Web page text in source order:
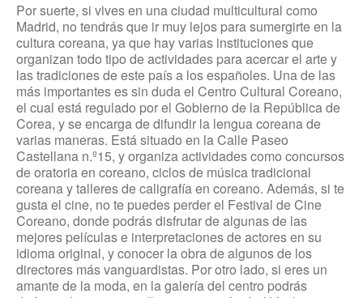
Por suerte, si vives en una ciudad multicultural como
Madrid, no tendrás que ir muy lejos para sumergirte en la
cultura coreana, ya que hay varias instituciones que
organizan todo tipo de actividades para acercar el arte y
las tradiciones de este país a los españoles. Una de las
más importantes es sin duda el Centro Cultural Coreano,
el cual está regulado por el Gobierno de la República de
Corea, y se encarga de difundir la lengua coreana de
varias maneras. Está situado en la Calle Paseo
Castellana n.º15, y organiza actividades como concursos
de oratoria en coreano, ciclos de música tradicional
coreana y talleres de caligrafía en coreano. Además, si te
gusta el cine, no te puedes perder el Festival de Cine
Coreano, donde podrás disfrutar de algunas de las
mejores películas e interpretaciones de actores en su
idioma original, y conocer la obra de algunos de los
directores más vanguardistas. Por otro lado, si eres un
amante de la moda, en la galería del centro podrás